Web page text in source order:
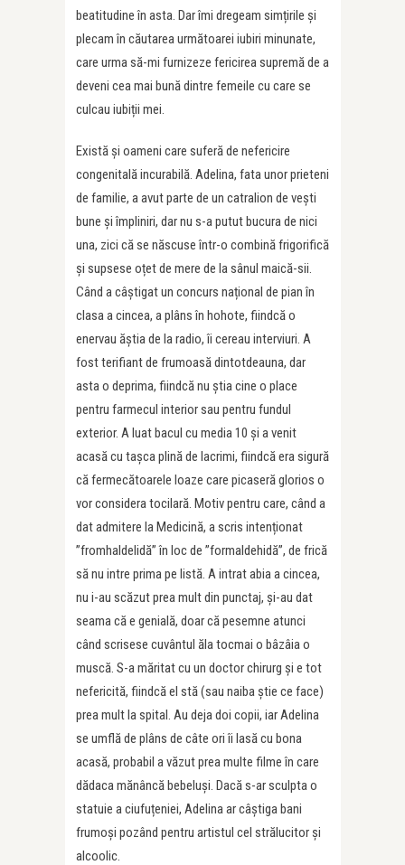
beatitudine în asta. Dar îmi dregeam simțirile și
plecam în căutarea următoarei iubiri minunate,
care urma să-mi furnizeze fericirea supremă de a
deveni cea mai bună dintre femeile cu care se
culcau iubiții mei.
Există și oameni care suferă de nefericire
congenitală incurabilă. Adelina, fata unor prieteni
de familie, a avut parte de un catralion de vești
bune și împliniri, dar nu s-a putut bucura de nici
una, zici că se născuse într-o combină frigorifică
și supsese oțet de mere de la sânul maică-sii.
Când a câștigat un concurs național de pian în
clasa a cincea, a plâns în hohote, fiindcă o
enervau ăștia de la radio, îi cereau interviuri. A
fost terifiant de frumoasă dintotdeauna, dar
asta o deprima, fiindcă nu știa cine o place
pentru farmecul interior sau pentru fundul
exterior. A luat bacul cu media 10 și a venit
acasă cu tașca plină de lacrimi, fiindcă era sigură
că fermecătoarele loaze care picaseră glorios o
vor considera tocilară. Motiv pentru care, când a
dat admitere la Medicină, a scris intenționat
”fromhaldelidă” în loc de ”formaldehidă”, de frică
să nu intre prima pe listă. A intrat abia a cincea,
nu i-au scăzut prea mult din punctaj, și-au dat
seama că e genială, doar că pesemne atunci
când scrisese cuvântul ăla tocmai o bâzâia o
muscă. S-a măritat cu un doctor chirurg și e tot
nefericită, fiindcă el stă (sau naiba știe ce face)
prea mult la spital. Au deja doi copii, iar Adelina
se umflă de plâns de câte ori îi lasă cu bona
acasă, probabil a văzut prea multe filme în care
dădaca mănâncă bebeluși. Dacă s-ar sculpta o
statuie a ciufuțeniei, Adelina ar câștiga bani
frumoși pozând pentru artistul cel strălucitor și
alcoolic.